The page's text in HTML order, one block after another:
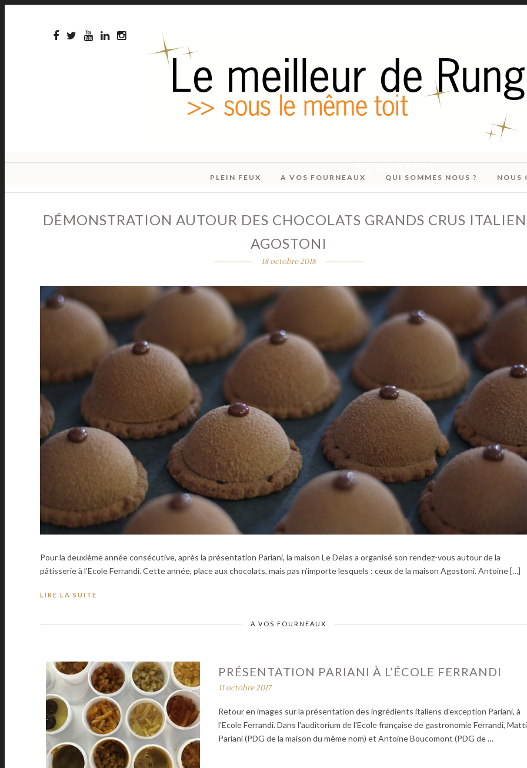
PLEIN FEUX A VOS FOURNEAUX QUI SOMMES NOUS ? NOUS
FERRANDI
DÉMONSTRATION AUTOUR DES CHOCOLATS GRANDS CRUS
AGOSTONI
18 octobre 2018
Pour la deuxième année consécutive, après la présentation Pariani, la maison Le Delas a organisé son rendez-vous autour de la
pâtisserie à l’Ecole Ferrandi. Cette année, place aux chocolats, mais pas n’importe lesquels : ceux de la maison Agostoni. Antoine […]
LIRE LA SUITE
A VOS FOURNEAUX
PRÉSENTATION PARIANI À L’ÉCOLE FERRANDI
11 octobre 2017
Retour en images sur la présentation des ingrédients italiens d'exception Pariani, à
l'Ecole Ferrandi. Dans l'auditorium de l'Ecole française de gastronomie Ferrandi,
Pariani (PDG de la maison du même nom) et Antoine Boucomont (PDG de …